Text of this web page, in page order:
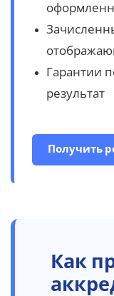
Гарантии
результат
Получить
Как